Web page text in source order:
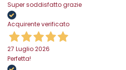
Super soddisfatto grazie
Acquirente verificato
27 Luglio 2026
Perfetta!